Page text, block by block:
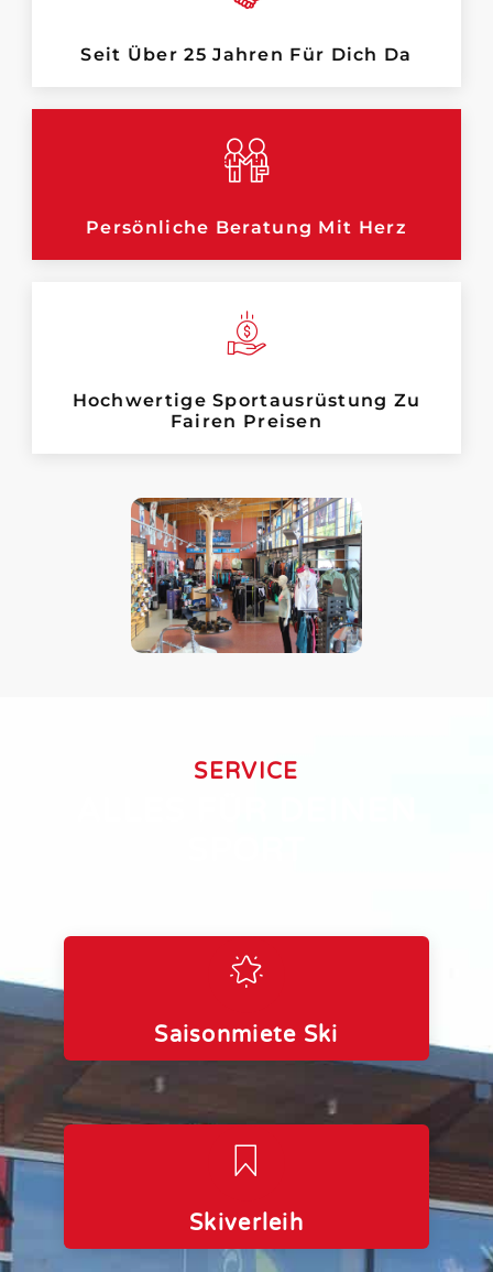
Seit Über 25 Jahren Für Dich Da
Persönliche Beratung Mit Herz
Hochwertige Sportausrüstung Zu
Fairen Preisen
SERVICE
Saisonmiete Ski
Skiverleih